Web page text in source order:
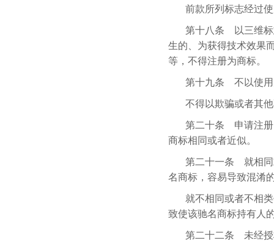
前款所列标志经过
第十八条 以三维标
生的、为获得技术效果
等，不得注册为商标。
第十九条 不以使用
不得以欺骗或者其
第二十条 申请注册
商标相同或者近似。
第二十一条 就相同
名商标，容易导致混淆
就不相同或者不相
致使该驰名商标持有人
第二十二条 未经授